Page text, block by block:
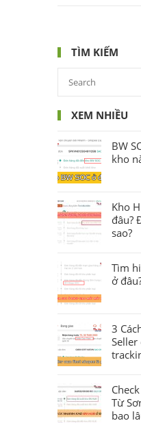
TÌM KIẾM
XEM NHIỀU
BW
kho
Kho
đâu?
sao?
Tìm
ở
3
Seller
Từ
bao